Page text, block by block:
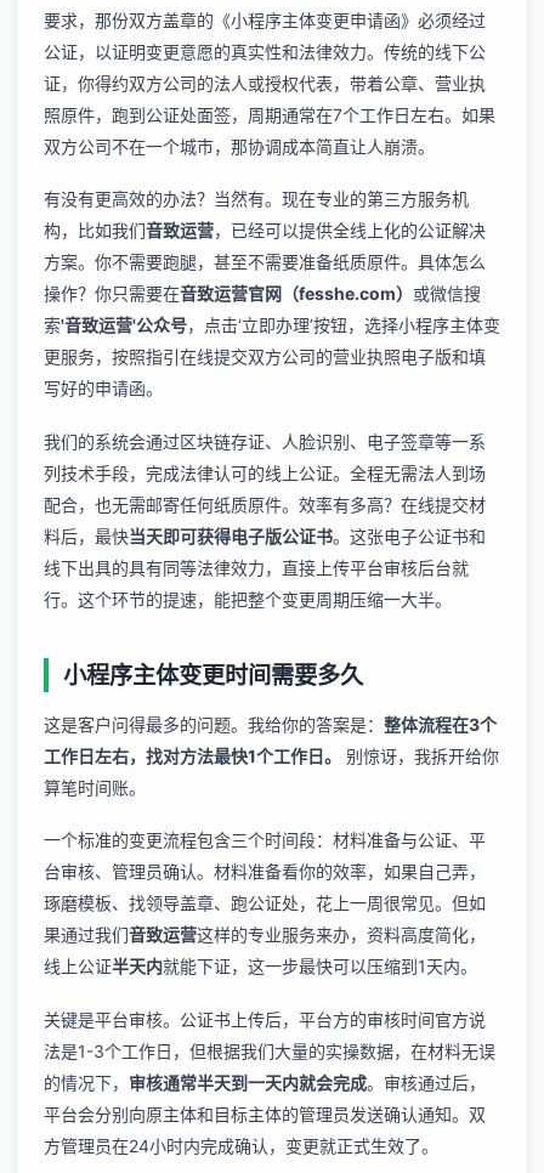
要求，那份双方盖章的《小程序主体变更申请函》必须经过
公证，以证明变更意愿的真实性和法律效力。传统的线下公
证，你得约双方公司的法人或授权代表，带着公章、营业执
照原件，跑到公证处面签，周期通常在7个工作日左右。如果
双方公司不在一个城市，那协调成本简直让人崩溃。
有没有更高效的办法？当然有。现在专业的第三方服务机
构，比如我们音致运营，已经可以提供全线上化的公证解决
方案。你不需要跑腿，甚至不需要准备纸质原件。具体怎么
操作？你只需要在音致运营官网（fesshe.com） 或微信搜
索'音致运营'公众号，点击‘立即办理’按钮，选择小程序主体变
更服务，按照指引在线提交双方公司的营业执照电子版和填
写好的申请函。
我们的系统会通过区块链存证、人脸识别、电子签章等一系
列技术手段，完成法律认可的线上公证。全程无需法人到场
配合，也无需邮寄任何纸质原件。效率有多高？在线提交材
料后，最快当天即可获得电子版公证书。这张电子公证书和
线下出具的具有同等法律效力，直接上传平台审核后台就
行。这个环节的提速，能把整个变更周期压缩一大半。
小程序主体变更时间需要多久
这是客户问得最多的问题。我给你的答案是： 整体流程在3个
工作日左右，找对方法最快1个工作日。
别惊讶，我拆开给你
算笔时间账。
一个标准的变更流程包含三个时间段：材料准备与公证、平
台审核、管理员确认。材料准备看你的效率，如果自己弄，
琢磨模板、找领导盖章、跑公证处，花上一周很常见。但如
果通过我们音致运营这样的专业服务来办，资料高度简化，
线上公证半天内就能下证，这一步最快可以压缩到1天内。
关键是平台审核。公证书上传后，平台方的审核时间官方说
法是1-3个工作日，但根据我们大量的实操数据，在材料无误
的情况下， 审核通常半天到一天内就会完成。审核通过后，
平台会分别向原主体和目标主体的管理员发送确认通知。双
方管理员在24小时内完成确认，变更就正式生效了。